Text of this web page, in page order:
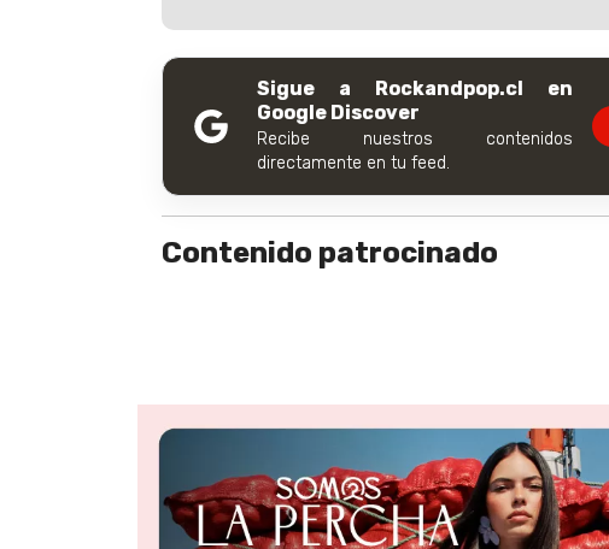
Sigue a Rockandpop.cl en
Google Discover
Recibe nuestros contenidos
directamente en tu feed.
Contenido patrocinado